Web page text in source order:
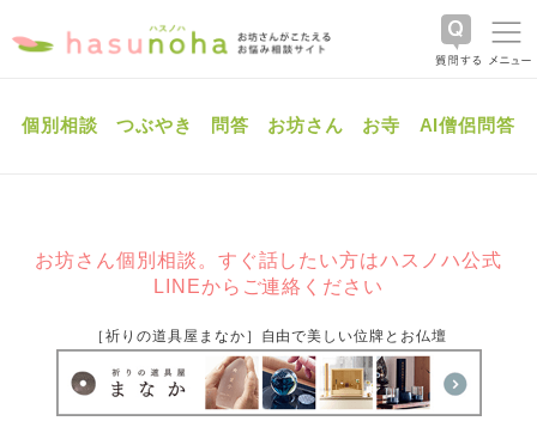
個別相談 つぶやき 問答 お坊さん お寺 AI僧侶問答
お坊さん個別相談。すぐ話したい方はハスノハ公式
LINEからご連絡ください
［祈りの道具屋まなか］自由で美しい位牌とお仏壇